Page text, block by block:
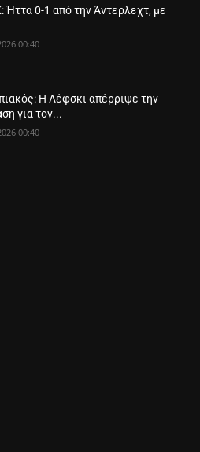
Ήττα 0-1 από την Άντερλεχτ, με
00:40
Η Λέφσκι απέρριψε την
για τον...
00:40